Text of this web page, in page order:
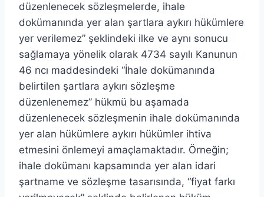
düzenlenecek sözleşmelerde, ihale
dokümanında yer alan şartlara aykırı hükümlere
yer verilemez” şeklindeki ilke ve aynı sonucu
sağlamaya yönelik olarak 4734 sayılı Kanunun
46 ncı maddesindeki “İhale dokümanında
belirtilen şartlara aykırı sözleşme
düzenlenemez” hükmü bu aşamada
düzenlenecek sözleşmenin ihale dokümanında
yer alan hükümlere aykırı hükümler ihtiva
etmesini önlemeyi amaçlamaktadır. Örneğin;
ihale dokümanı kapsamında yer alan idari
şartname ve sözleşme tasarısında, “fiyat farkı